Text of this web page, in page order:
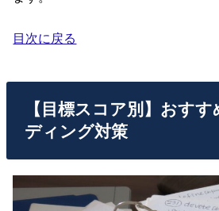
目次に戻る
【目標スコア別】おす
ディング対策